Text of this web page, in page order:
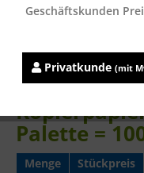
Multicopy
Palette =
Menge Stückpreis
Geschäftskunden
Privatkunde (mit